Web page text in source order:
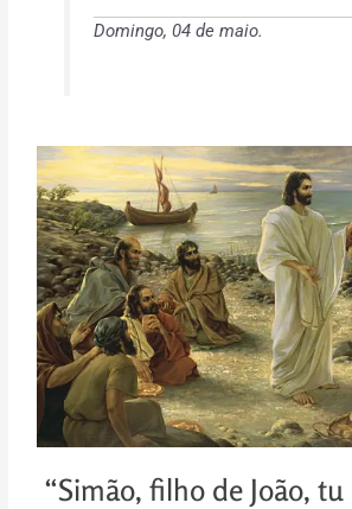
Domingo, 04 de maio.
“Simão, filho de João, tu